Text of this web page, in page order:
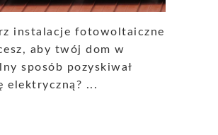
instalacje fotowoltaiczne
aby twój dom w
sposób pozyskiwał
elektryczną? ...